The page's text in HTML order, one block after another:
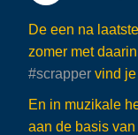
De een na
zomer met daarin
#scrapper vind
En in muzikale
aan de basis van